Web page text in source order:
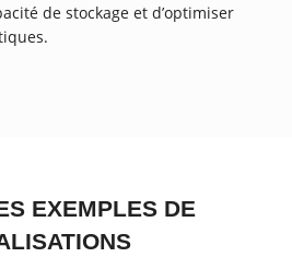
de stockage et d’optimiser
EXEMPLES DE